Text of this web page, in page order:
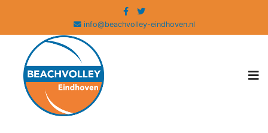
info@beachvolley-eindhoven.nl